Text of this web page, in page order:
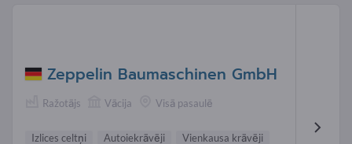
Zeppelin Baumaschinen GmbH
Ražotājs Vācija Visā pasaulē
Izlices celtņi Autoiekrāvēji
Vienkausa krāvēji